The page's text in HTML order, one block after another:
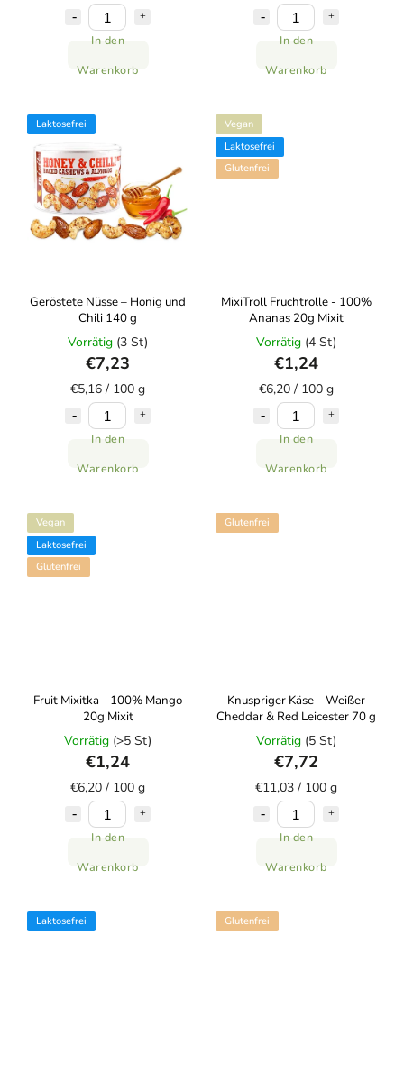
In den
Warenkorb
In den
Warenkorb
Laktosefrei
Geröstete Nüsse – Honig und
Chili 140 g
Vorrätig (3 St)
€7,23
€5,16 / 100 g
In den
Warenkorb
Vegan
Laktosefrei
Glutenfrei
MixiTroll Fruchtrolle - 100%
Ananas 20g Mixit
Vorrätig (4 St)
€1,24
€6,20 / 100 g
In den
Warenkorb
Vegan
Laktosefrei
Glutenfrei
Fruit Mixitka - 100% Mango
20g Mixit
Vorrätig (>5 St)
€1,24
€6,20 / 100 g
In den
Warenkorb
Glutenfrei
Knuspriger Käse – Weißer
Cheddar & Red Leicester 70 g
Vorrätig (5 St)
€7,72
€11,03 / 100 g
In den
Warenkorb
Laktosefrei Glutenfrei